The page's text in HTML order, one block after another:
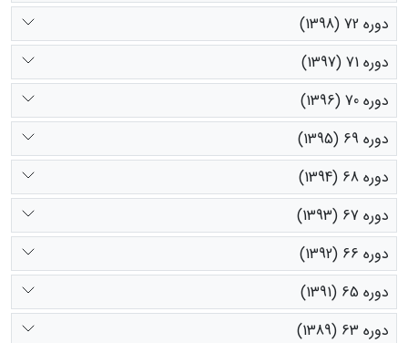
دوره 72 (1398)
دوره 71 (1397)
دوره 70 (1396)
دوره 69 (1395)
دوره 68 (1394)
دوره 67 (1393)
دوره 66 (1392)
دوره 65 (1391)
دوره 63 (1389)